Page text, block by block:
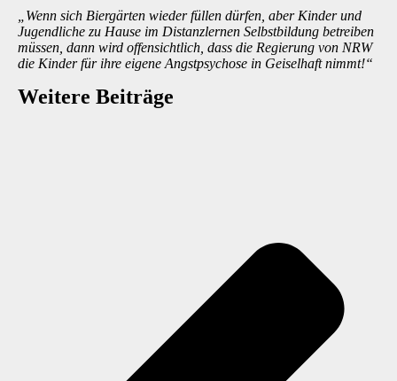
„Wenn sich Biergärten wieder füllen dürfen, aber Kinder und
Jugendliche zu Hause im Distanzlernen Selbstbildung betreiben
müssen, dann wird offensichtlich, dass die Regierung von NRW
die Kinder für ihre eigene Angstpsychose in Geiselhaft nimmt!“
Weitere Beiträge